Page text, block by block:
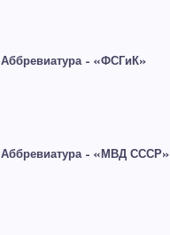
Аббревиатура – «ФСГиК»
Аббревиатура – «МВД СССР»